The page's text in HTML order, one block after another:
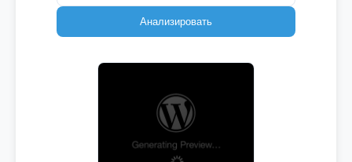
Анализировать